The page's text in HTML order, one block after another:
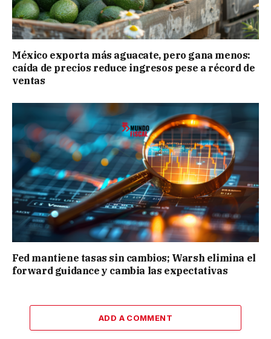
México exporta más aguacate, pero gana menos:
caída de precios reduce ingresos pese a récord de
ventas
Fed mantiene tasas sin cambios; Warsh elimina el
forward guidance y cambia las expectativas
ADD A COMMENT